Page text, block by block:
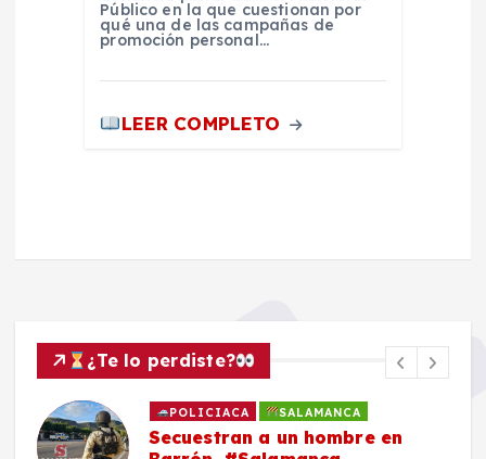
Público en la que cuestionan por
qué una de las campañas de
promoción personal…
LEER COMPLETO
¿Te lo perdiste?
POLICIACA SALAMANCA
Secuestran a un hombre en